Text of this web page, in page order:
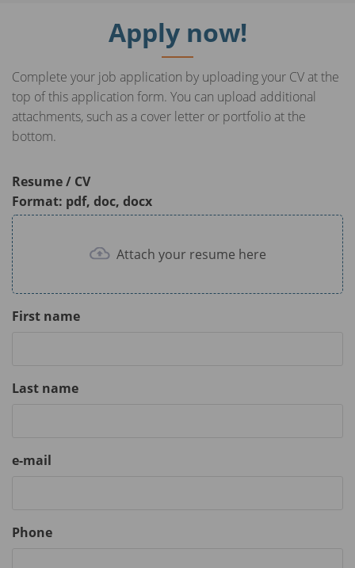
e
Apply now!
Complete your job application by uploading your CV at the
top of this application form. You can upload additional
attachments, such as a cover letter or portfolio at the
bottom.
Resume / CV
Format: pdf, doc, docx
Attach your resume here
First name
Last name
e-mail
Phone